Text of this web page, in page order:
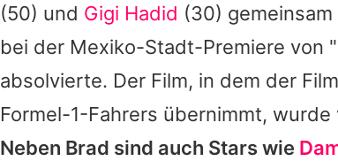
(50) und Gigi Hadid (30)
bei der Mexiko-Stadt-Premiere von
absolvierte. Der Film, in dem der
Formel-1-Fahrers übernimmt,
Neben Brad sind auch Stars wie